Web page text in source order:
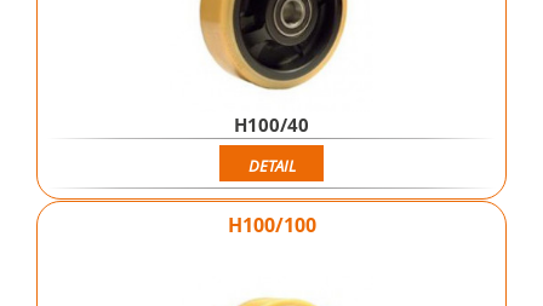
H100/40
DETAIL
H100/100